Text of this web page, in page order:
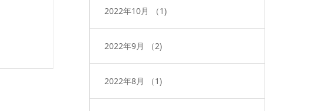
2022年10月 （1)
2022年9月 （2)
2022年8月 （1)